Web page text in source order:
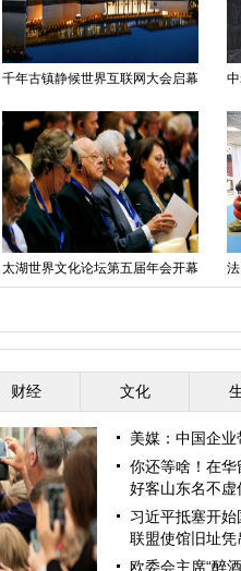
千年古镇静候世界互联网大会启幕
太湖世界文化论坛第五届年会开幕
式在京举行
财经 文化
美媒：中国企
你还等啥！在
好客山东名不虚
习近平抵塞开
联盟使馆旧址凭
欧委会主席“醉